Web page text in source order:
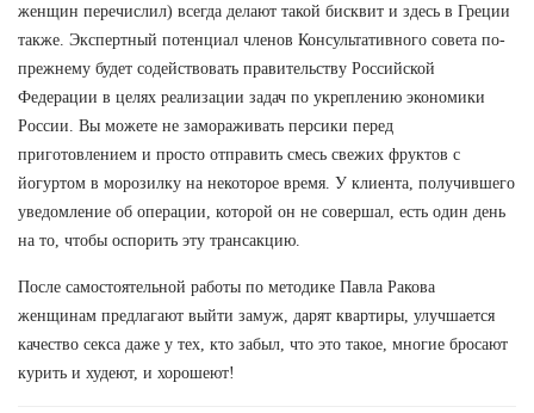
женщин перечислил) всегда делают такой бисквит и здесь в Греции
также. Экспертный потенциал членов Консультативного совета по-
прежнему будет содействовать правительству Российской
Федерации в целях реализации задач по укреплению экономики
России. Вы можете не замораживать персики перед
приготовлением и просто отправить смесь свежих фруктов с
йогуртом в морозилку на некоторое время. У клиента, получившего
уведомление об операции, которой он не совершал, есть один день
на то, чтобы оспорить эту трансакцию.
После самостоятельной работы по методике Павла Ракова
женщинам предлагают выйти замуж, дарят квартиры, улучшается
качество секса даже у тех, кто забыл, что это такое, многие бросают
курить и худеют, и хорошеют!